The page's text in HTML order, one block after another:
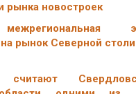
рынка новостроек
рынок Северной
считают